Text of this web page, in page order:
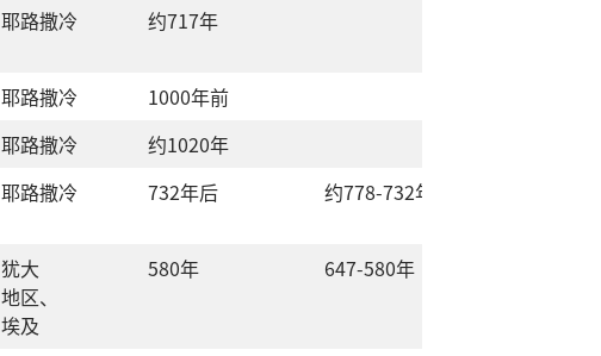
耶路撒冷 约717年
耶路撒冷 1000年前
耶路撒冷 约1020年
耶路撒冷 732年后 约778-732年
犹大
地区、
埃及
580年 647-580年